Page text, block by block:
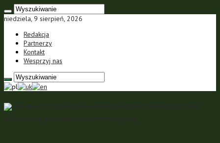
niedziela, 9 sierpień, 2026
Redakcja
Partnerzy
Kontakt
Wesprzyj nas